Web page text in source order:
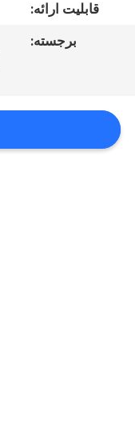
تماس
پرونده
قابلیت ارائه:
برجسته: